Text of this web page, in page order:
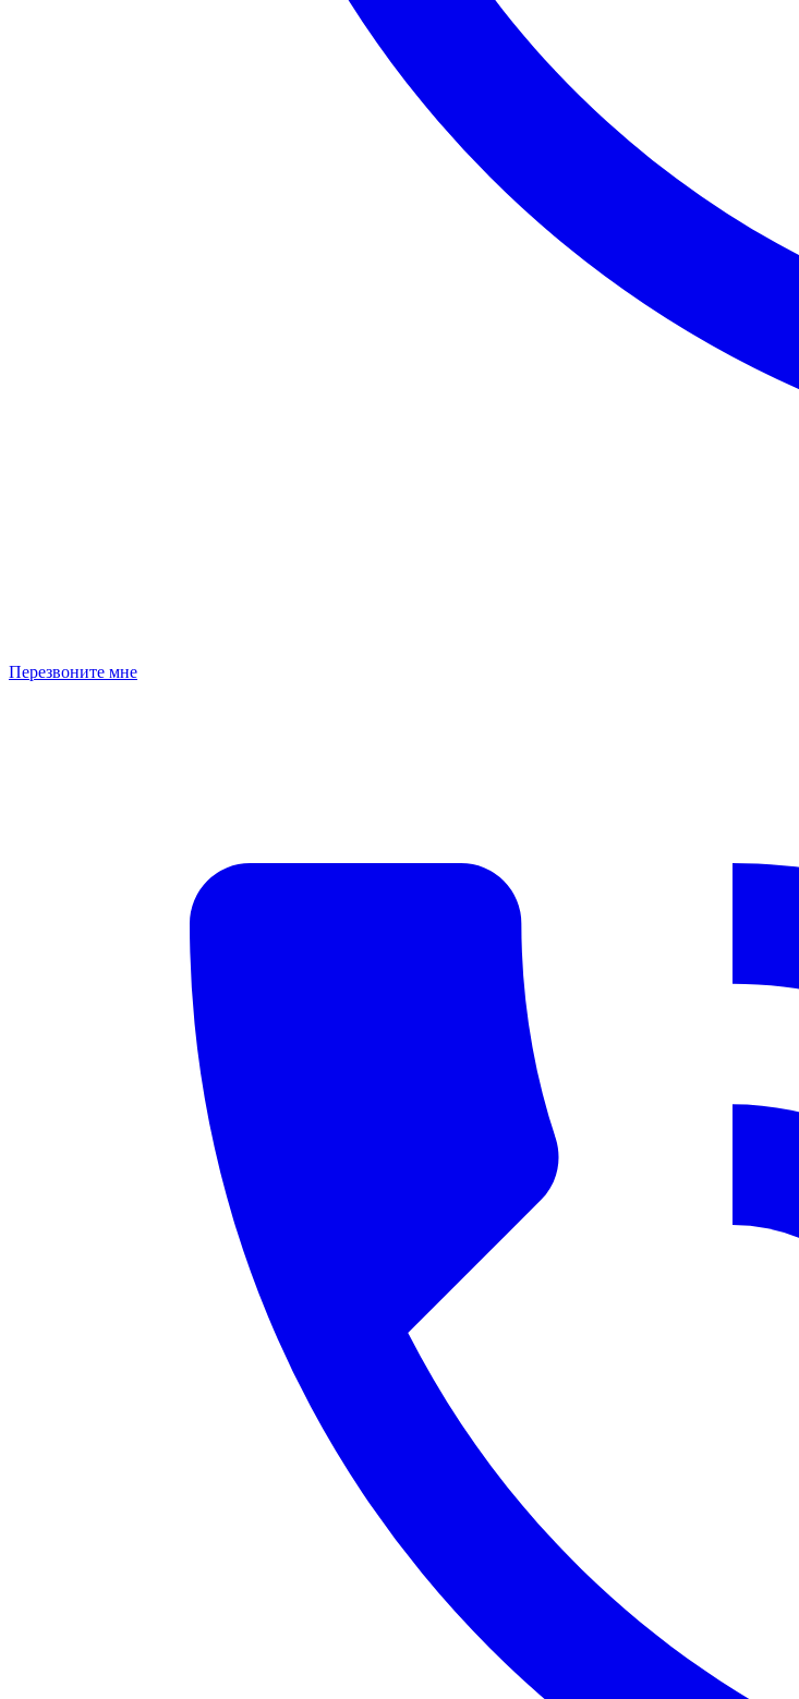
Перезвоните мне